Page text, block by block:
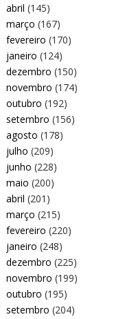
abril (145)
março (167)
fevereiro (170)
janeiro (124)
dezembro (150)
novembro (174)
outubro (192)
setembro (156)
agosto (178)
julho (209)
junho (228)
maio (200)
abril (201)
março (215)
fevereiro (220)
janeiro (248)
dezembro (225)
novembro (199)
outubro (195)
setembro (204)